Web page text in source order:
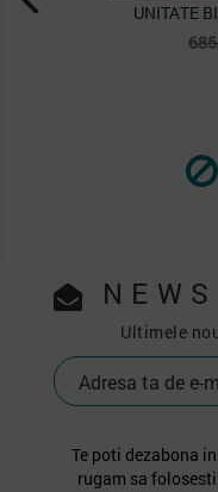
BIBLIOTECA BIROU

Ultimele
Te poti dezabona
rugam sa